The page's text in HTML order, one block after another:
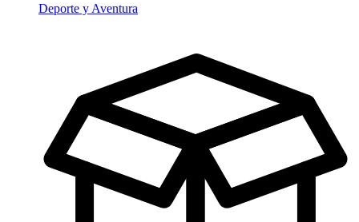
Deporte y Aventura